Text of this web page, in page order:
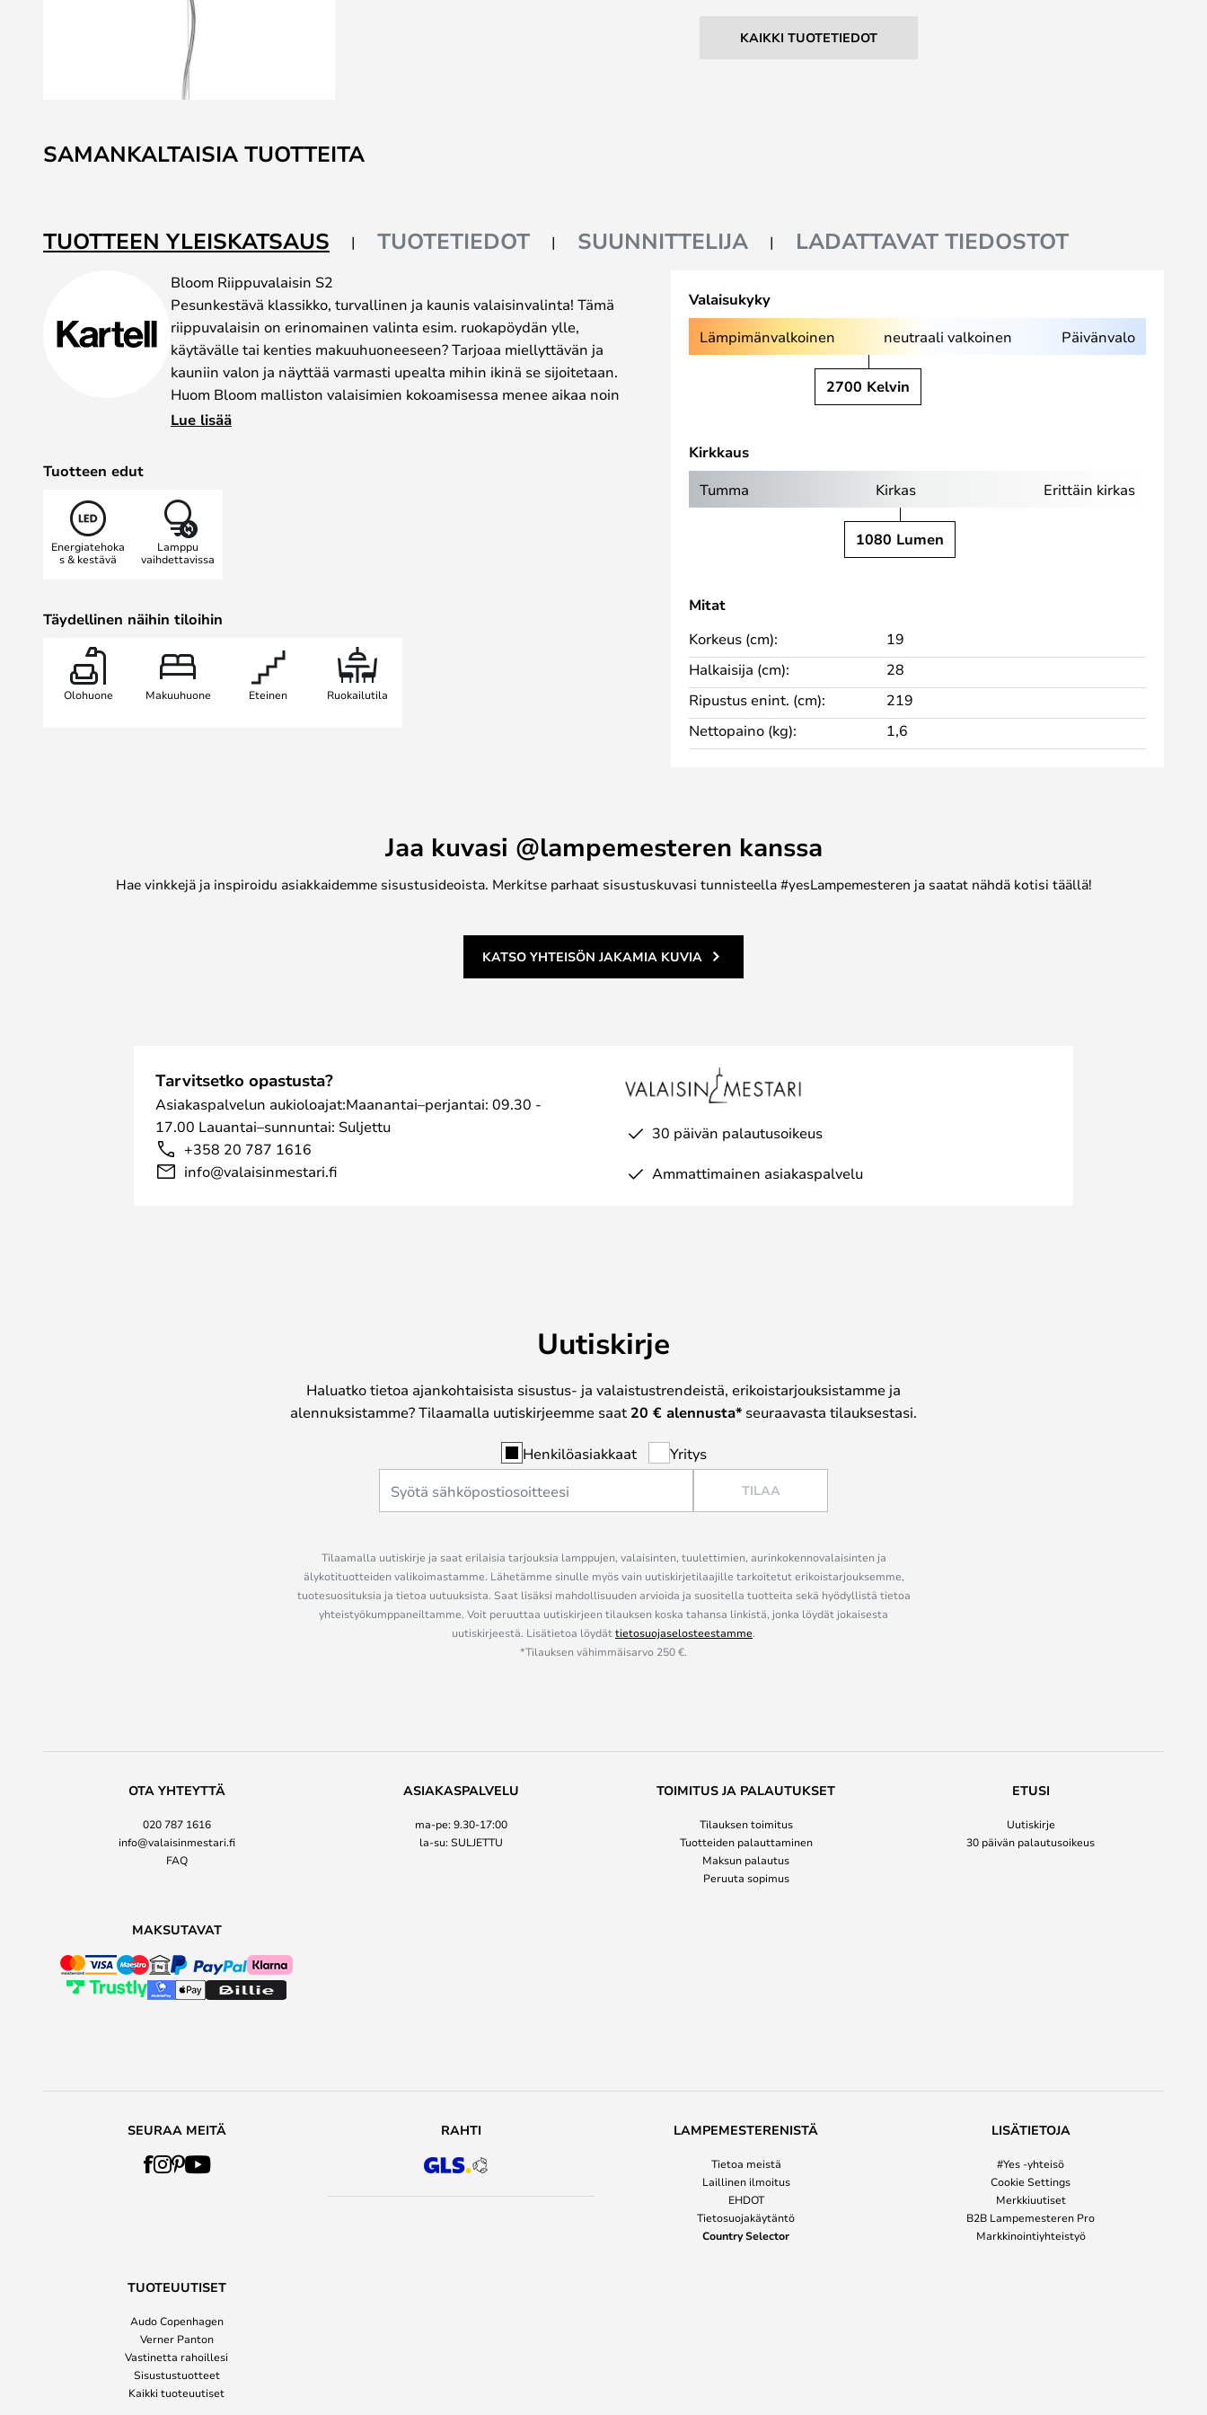
to
the
the
images
KAIKKI TUOTETIEDOT
SAMANKALTAISIA TUOTTEITA
TUOTTEEN YLEISKATSAUS TUOTETIEDOT SUUNNITTELIJA LADATTAVAT TIEDOSTOT
Bloom Riippuvalaisin S2
Pesunkestävä klassikko, turvallinen ja kaunis valaisinvalinta! Tämä
riippuvalaisin on erinomainen valinta esim. ruokapöydän ylle,
käytävälle tai kenties makuuhuoneeseen? Tarjoaa miellyttävän ja
kauniin valon ja näyttää varmasti upealta mihin ikinä se sijoitetaan.
Huom Bloom malliston valaisimien kokoamisessa menee aikaa noin
30 minuuttia. Jokainen kukka asetellaan valaisimeen käsin.
Lue lisää
Tuotteen edut
Energiatehoka
s & kestävä
Lamppu
vaihdettavissa
Täydellinen näihin tiloihin
Olohuone Makuuhuone Eteinen Ruokailutila
Valaisukyky
Lämpimänvalkoinen neutraali valkoinen Päivänvalo
2700 Kelvin
Kirkkaus
Tumma Kirkas Erittäin kirkas
1080 Lumen
Mitat
Korkeus (cm):
19
Halkaisija (cm):
28
Ripustus enint. (cm):
219
Nettopaino (kg):
1,6
Jaa kuvasi @lampemesteren kanssa
Hae vinkkejä ja inspiroidu asiakkaidemme sisustusideoista. Merkitse parhaat sisustuskuvasi tunnisteella #yesLampemesteren ja saatat nähdä kotisi täällä!
KATSO YHTEISÖN JAKAMIA KUVIA
Tarvitsetko opastusta?
Asiakaspalvelun aukioloajat:Maanantai–perjantai: 09.30 -
17.00 Lauantai–sunnuntai: Suljettu
+358 20 787 1616
info@valaisinmestari.fi
30 päivän palautusoikeus
Ammattimainen asiakaspalvelu
Uutiskirje
Haluatko tietoa ajankohtaisista sisustus- ja valaistustrendeistä, erikoistarjouksistamme ja
alennuksistamme? Tilaamalla uutiskirjeemme saat 20 € alennusta* seuraavasta tilauksestasi.
Henkilöasiakkaat Yritys
TILAA
Tilaamalla uutiskirje ja saat erilaisia tarjouksia lamppujen, valaisinten, tuulettimien, aurinkokennovalaisinten ja
älykotituotteiden valikoimastamme. Lähetämme sinulle myös vain uutiskirjetilaajille tarkoitetut erikoistarjouksemme,
tuotesuosituksia ja tietoa uutuuksista. Saat lisäksi mahdollisuuden arvioida ja suositella tuotteita sekä hyödyllistä tietoa
yhteistyökumppaneiltamme. Voit peruuttaa uutiskirjeen tilauksen koska tahansa linkistä, jonka löydät jokaisesta
uutiskirjeestä. Lisätietoa löydättietosuojaselosteestamme.
*Tilauksen vähimmäisarvo 250 €.
OTA YHTEYTTÄ
020 787 1616
info@valaisinmestari.fi
FAQ
ASIAKASPALVELU
ma-pe: 9.30-17:00
la-su: SULJETTU
TOIMITUS JA PALAUTUKSET
Tilauksen toimitus
Tuotteiden palauttaminen
Maksun palautus
Peruuta sopimus
ETUSI
Uutiskirje
30 päivän palautusoikeus
MAKSUTAVAT
SEURAA MEITÄ RAHTI LAMPEMESTERENISTÄ
Tietoa meistä
Laillinen ilmoitus
EHDOT
Tietosuojakäytäntö
Country Selector
LISÄTIETOJA
#Yes -yhteisö
Cookie Settings
Merkkiuutiset
B2B Lampemesteren Pro
Markkinointiyhteistyö
TUOTEUUTISET
Audo Copenhagen
Verner Panton
Vastinetta rahoillesi
Sisustustuotteet
Kaikki tuoteuutiset